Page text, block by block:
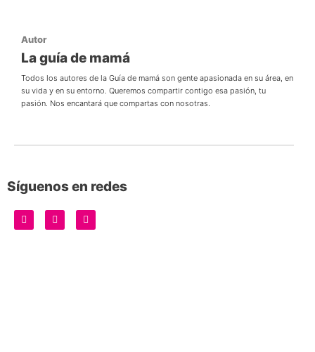
Autor
La guía de mamá
Todos los autores de la Guía de mamá son gente apasionada en su área, en
su vida y en su entorno. Queremos compartir contigo esa pasión, tu
pasión. Nos encantará que compartas con nosotras.
Síguenos en redes